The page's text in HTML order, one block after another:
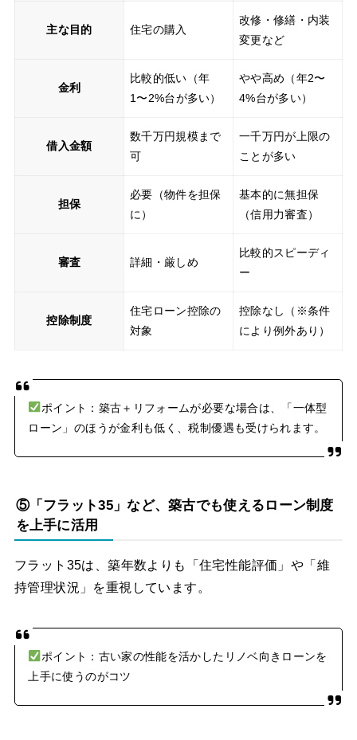
主な目的 住宅の購入
改修・修繕・内装
変更など
金利
比較的低い（年
1〜2%台が多い）
やや高め（年2〜
4%台が多い）
借入金額
数千万円規模まで
可
一千万円が上限の
ことが多い
担保
必要（物件を担保
に）
基本的に無担保
（信用力審査）
審査 詳細・厳しめ
比較的スピーディ
ー
控除制度
住宅ローン控除の
対象
控除なし（※条件
により例外あり）
ポイント：築古＋リフォームが必要な場合は、「一体型
ローン」のほうが金利も低く、税制優遇も受けられます。
⑤「フラット35」など、築古でも使えるローン制度
を上手に活用
フラット35は、築年数よりも「住宅性能評価」や「維
持管理状況」を重視しています。
ポイント：古い家の性能を活かしたリノベ向きローンを
上手に使うのがコツ